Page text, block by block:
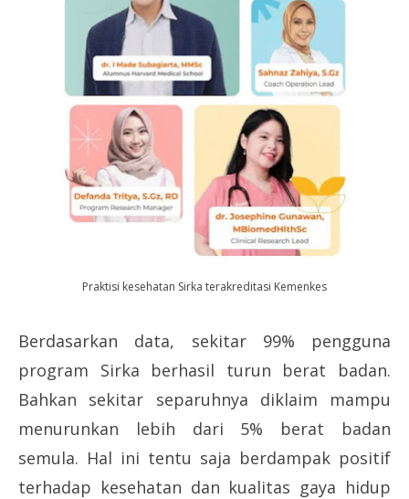
Praktisi kesehatan Sirka terakreditasi Kemenkes
Berdasarkan data, sekitar 99% pengguna
program Sirka berhasil turun berat badan.
Bahkan sekitar separuhnya diklaim mampu
menurunkan lebih dari 5% berat badan
semula. Hal ini tentu saja berdampak positif
terhadap kesehatan dan kualitas gaya hidup